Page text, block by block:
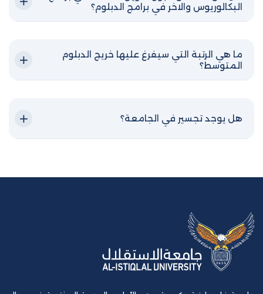
البكالوريوس والاخر في برامج الدبلوم؟
ما هي الرتبة التي سيفرغ عليها خريج الدبلوم
المتوسط؟
هل يوجد تجسير في الجامعة؟